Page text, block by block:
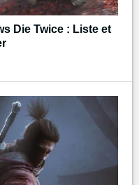
Die Twice : Liste et